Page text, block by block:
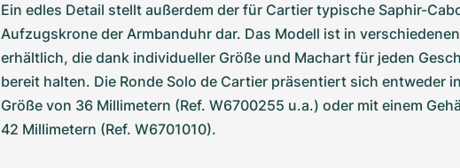
Ein edles Detail stellt außerdem der für Cartier typische Saphir-
Aufzugskrone der Armbanduhr dar. Das Modell ist in
erhältlich, die dank individueller Größe und Machart für jeden
bereit halten. Die Ronde Solo de Cartier präsentiert sich entweder
Größe von 36 Millimetern (Ref. W6700255 u.a.) oder mit einem
42 Millimetern (Ref. W6701010).